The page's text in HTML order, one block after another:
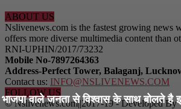
भाजपा वाले जनता से विश्वास के साथ बोलते
ABOUT US
Nslivenews.com is the fastest growing news
offers more diverse multimedia content than
RNI-UPHIN/2017/73232
Mobile No-7897264363
Address-Perfect Tower, Balaganj,
Contact us: INFO@NSLIVENEWS.COM
FOLLOW US
© Nslivenews.com||2017-19 - Developed By